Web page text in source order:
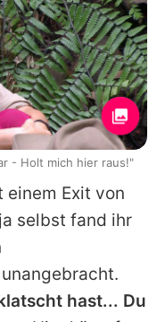
einem Exit von
selbst fand ihr
hast... Du
- Holt mich hier raus!"